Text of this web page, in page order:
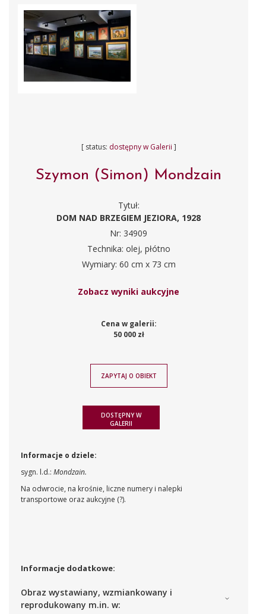
[ status: dostępny w Galerii ]
Szymon (Simon) Mondzain
Tytuł:
DOM NAD BRZEGIEM JEZIORA, 1928
Nr: 34909
Technika: olej, płótno
Wymiary: 60 cm x 73 cm
Zobacz wyniki aukcyjne
Cena w galerii:
50 000 zł
ZAPYTAJ O OBIEKT
DOSTĘPNY W
GALERII
Informacje o dziele:
sygn. l.d.: Mondzain.
Na odwrocie, na krośnie, liczne numery i nalepki
transportowe oraz aukcyjne (?).
Informacje dodatkowe:
Obraz wystawiany, wzmiankowany i
reprodukowany m.in. w: